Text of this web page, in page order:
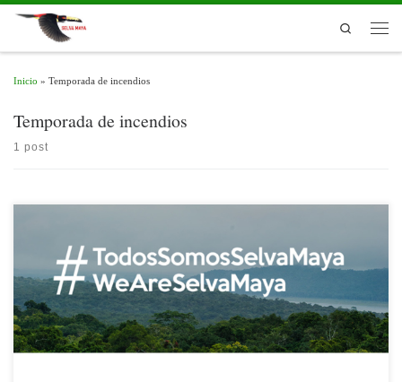
Skip to content
Search
Inicio » Temporada de incendios
Temporada de incendios
1 post
Desde principios de marzo hasta el final de la temporada de incendios 2019, el
Centro de Monitoreo y Evaluación de CONAP (CEMEC) – Petén, produce un
informe semanal de quemas / puntos de calor / incendios.